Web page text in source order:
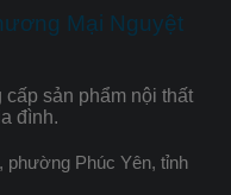
Mại Nguyệt
sản phẩm nội thất
đình.
phường Phúc Yên, tỉnh